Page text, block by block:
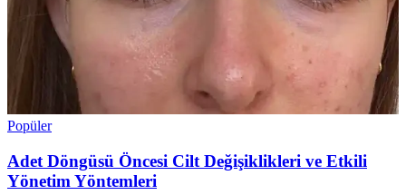
Popüler
Adet Döngüsü Öncesi Cilt Değişiklikleri ve Etkili
Yönetim Yöntemleri